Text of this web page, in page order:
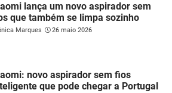
lança um novo aspirador sem
que também se limpa sozinho
Marques 26 maio 2026
novo aspirador sem fios
que pode chegar a Portugal